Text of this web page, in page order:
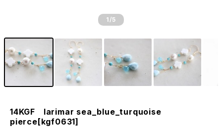
1 /5
14KGF larimar sea_blue_turquoise
pierce[kgf0631]